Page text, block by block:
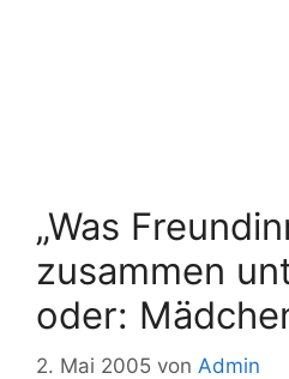
„Was
zusammen
oder:
2. Mai 2005 von Admin